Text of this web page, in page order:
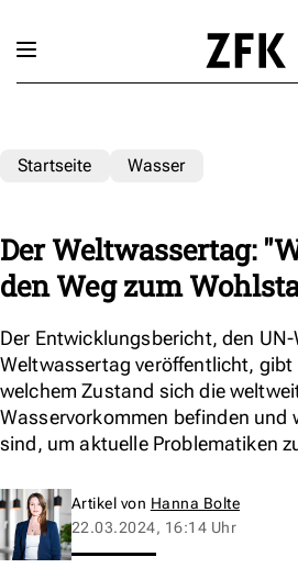
Startseite Wasser
Der Weltwassertag:
den Weg zum
Der Entwicklungsbericht, den
Weltwassertag veröffentlicht,
welchem Zustand sich die
Wasservorkommen befinden und
sind, um aktuelle Problematiken
Artikel von Hanna Bolte
22.03.2024, 16:14 Uhr